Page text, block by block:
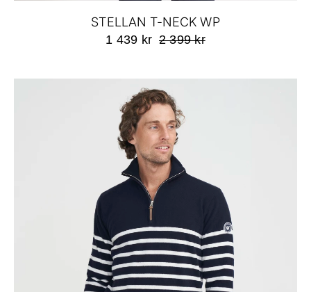
STELLAN T-NECK WP
1 439 kr 2 399 kr